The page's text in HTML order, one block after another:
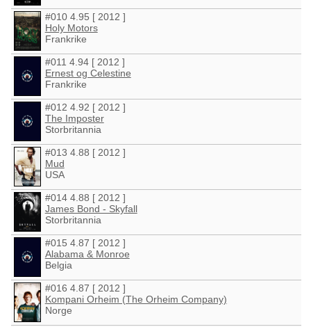
#010 4.95 [ 2012 ]
Holy Motors
Frankrike
#011 4.94 [ 2012 ]
Ernest og Celestine
Frankrike
#012 4.92 [ 2012 ]
The Imposter
Storbritannia
#013 4.88 [ 2012 ]
Mud
USA
#014 4.88 [ 2012 ]
James Bond - Skyfall
Storbritannia
#015 4.87 [ 2012 ]
Alabama & Monroe
Belgia
#016 4.87 [ 2012 ]
Kompani Orheim (The Orheim Company)
Norge